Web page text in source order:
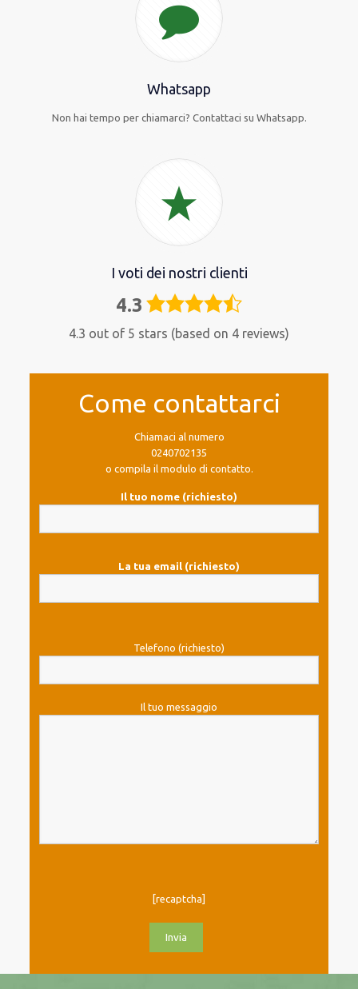
Whatsapp
Non hai tempo per chiamarci? Contattaci su Whatsapp.
I voti dei nostri clienti
4.3 4,3
4.3 out of 5 stars (based on 4 reviews)
Come contattarci
Chiamaci al numero
0240702135
o compila il modulo di contatto.
Il tuo nome (richiesto)
La tua email (richiesto)
Telefono (richiesto)
Il tuo messaggio
[recaptcha]